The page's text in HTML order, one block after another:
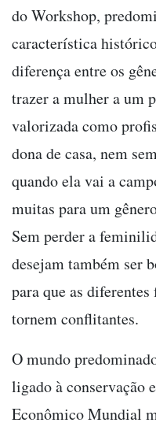
do Workshop,
característica
diferença entre os
trazer a mulher a um
valorizada como
dona de casa, nem
quando ela vai a
muitas para um
Sem perder a
desejam também ser
para que as diferentes
tornem conflitantes.
O mundo
ligado à conservação
Econômico Mundial